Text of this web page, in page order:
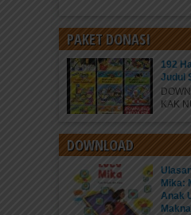
PAKET DONASI
192
Judul
KAK
DOWNLOAD
Mika:
Anak
Makna